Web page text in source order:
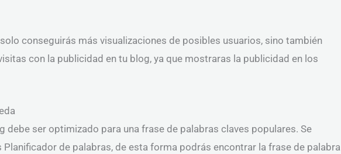
conseguirás más visualizaciones de posibles usuarios, sino también
con la publicidad en tu blog, ya que mostraras la publicidad en los
debe ser optimizado para una frase de palabras claves populares. Se
de palabras, de esta forma podrás encontrar la frase de palabra